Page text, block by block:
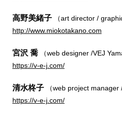
高野美緒子
（art director /
http://www.miokotakano.com
宮沢 喬
（web designer /VEJ
https://v-e-j.com/
清水柊子
（web project manager
https://v-e-j.com/